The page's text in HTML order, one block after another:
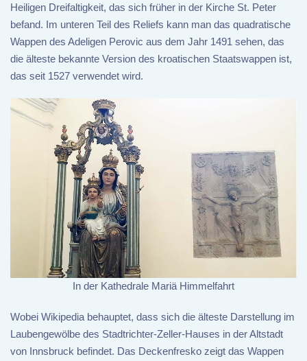
Heiligen Dreifaltigkeit, das sich früher in der Kirche St. Peter
befand. Im unteren Teil des Reliefs kann man das quadratische
Wappen des Adeligen Perovic aus dem Jahr 1491 sehen, das
die älteste bekannte Version des kroatischen Staatswappen ist,
das seit 1527 verwendet wird.
In der Kathedrale Mariä Himmelfahrt
Wobei Wikipedia behauptet, dass sich die älteste Darstellung im
Laubengewölbe des Stadtrichter-Zeller-Hauses in der Altstadt
von Innsbruck befindet. Das Deckenfresko zeigt das Wappen